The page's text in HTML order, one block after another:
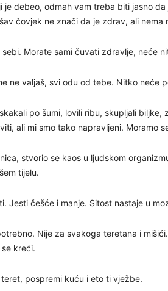
je debeo, odmah vam treba biti jasno
čovjek ne znači da je zdrav, ali
sebi. Morate sami čuvati zdravlje, neće
ne valjaš, svi odu od tebe. Nitko neće
po šumi, lovili ribu, skupljali
ali mi smo tako napravljeni. Moramo
stvorio se kaos u ljudskom
tijelu.
Jesti češće i manje. Sitost nastaje u
Nije za svakoga teretana i
kreći.
pospremi kuću i eto ti vježbe.